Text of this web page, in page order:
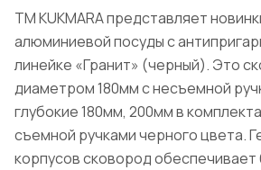
ТМ KUKMARA представляет
алюминиевой посуды с
линейке «Гранит» (черный). Это
диаметром 180мм с несъемной
глубокие 180мм, 200мм в
съемной ручками черного цвета.
корпусов сковород обеспечивает